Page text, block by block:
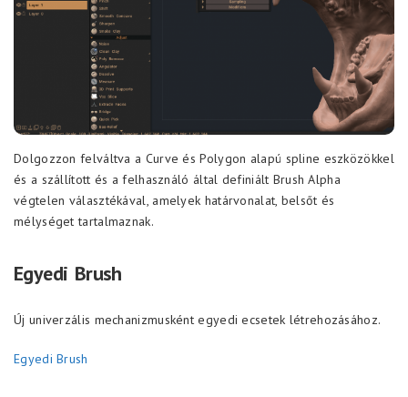
Dolgozzon felváltva a Curve és Polygon alapú spline eszközökkel
és a szállított és a felhasználó által definiált Brush Alpha
végtelen választékával, amelyek határvonalat, belsőt és
mélységet tartalmaznak.
Egyedi Brush
Új univerzális mechanizmusként egyedi ecsetek létrehozásához.
Egyedi Brush